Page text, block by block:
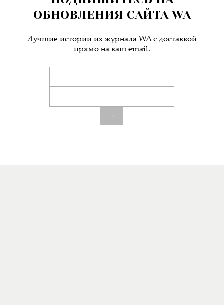
ОБНОВЛЕНИЯ САЙТА WA
Лучшие истории из журнала WA c доставкой
прямо на ваш email.
→